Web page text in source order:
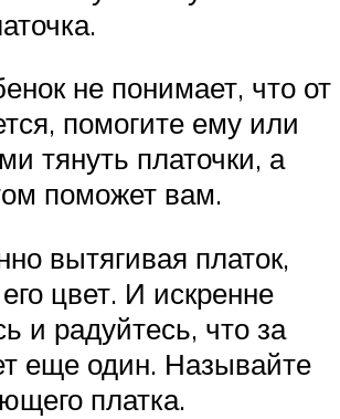
не понимает, что от
помогите ему или
тянуть платочки, а
поможет вам.
вытягивая платок,
цвет. И искренне
и радуйтесь, что за
еще один. Называйте
платка.